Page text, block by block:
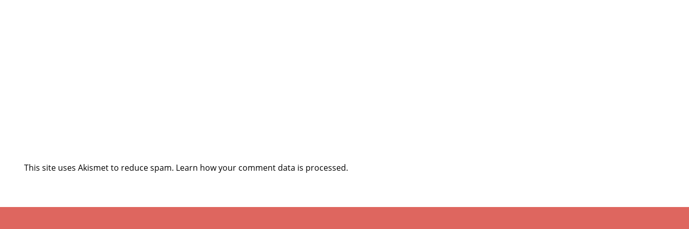
This site uses Akismet to reduce spam. Learn how your comment data is processed.